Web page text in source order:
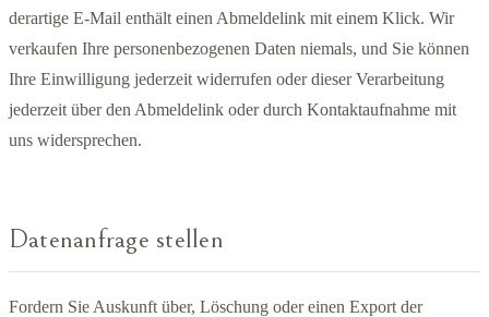
derartige E-Mail enthält einen Abmeldelink mit einem Klick. Wir
verkaufen Ihre personenbezogenen Daten niemals, und Sie können
Ihre Einwilligung jederzeit widerrufen oder dieser Verarbeitung
jederzeit über den Abmeldelink oder durch Kontaktaufnahme mit
uns widersprechen.
Datenanfrage stellen
Fordern Sie Auskunft über, Löschung oder einen Export der